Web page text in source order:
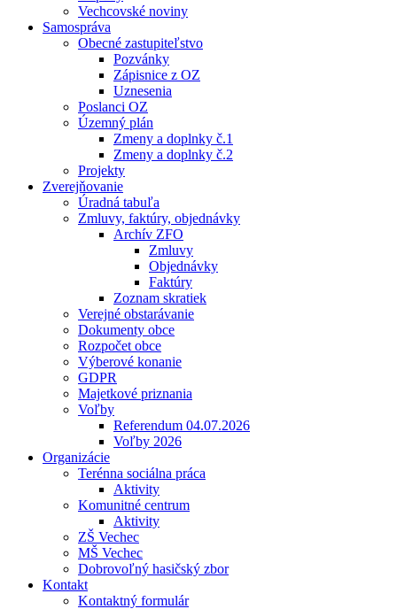
Vechcovské noviny
Samospráva
Obecné zastupiteľstvo
Pozvánky
Zápisnice z OZ
Uznesenia
Poslanci OZ
Územný plán
Zmeny a doplnky č.1
Zmeny a doplnky č.2
Projekty
Zverejňovanie
Úradná tabuľa
Zmluvy, faktúry, objednávky
Archív ZFO
Zmluvy
Objednávky
Faktúry
Zoznam skratiek
Verejné obstarávanie
Dokumenty obce
Rozpočet obce
Výberové konanie
GDPR
Majetkové priznania
Voľby
Referendum 04.07.2026
Voľby 2026
Organizácie
Terénna sociálna práca
Aktivity
Komunitné centrum
Aktivity
ZŠ Vechec
MŠ Vechec
Dobrovoľný hasičský zbor
Kontakt
Kontaktný formulár